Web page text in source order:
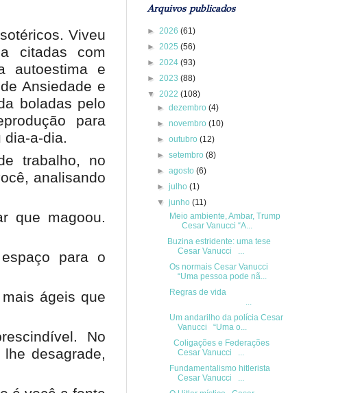
Viveu
citadas com
autoestima e
Ansiedade e
boladas pelo
para
a-dia.
trabalho, no
analisando
que magoou.
para o
ágeis que
No
desagrade,
Arquivos publicados
► 2026 (61)
► 2025 (56)
► 2024 (93)
► 2023 (88)
▼ 2022 (108)
►dezembro(4)
►novembro(10)
►outubro(12)
►setembro(8)
►agosto(6)
►julho(1)
▼junho(11)
Meio ambiente, Ambar, Trump
Cesar Vanucci “A...
Buzina estridente: uma tese
Cesar Vanucci ...
Os normais Cesar Vanucci
“Uma pessoa pode nã...
Regras de vida
...
Um andarilho da polícia Cesar
Vanucci “Uma o...
Coligações e Federações
Cesar Vanucci ...
Fundamentalismo hitlerista
Cesar Vanucci ...